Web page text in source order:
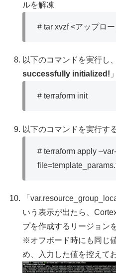
ルを解凍
# tar xvzf <アップロ
以下のコマンドを実行し
successfully initialized!
# terraform init
以下のコマンドを実行す
# terraform apply –var-
「
いう表示が出たら、
プを作成するリージョン
※オフボード時にも同じ
め、入力した値を控えて